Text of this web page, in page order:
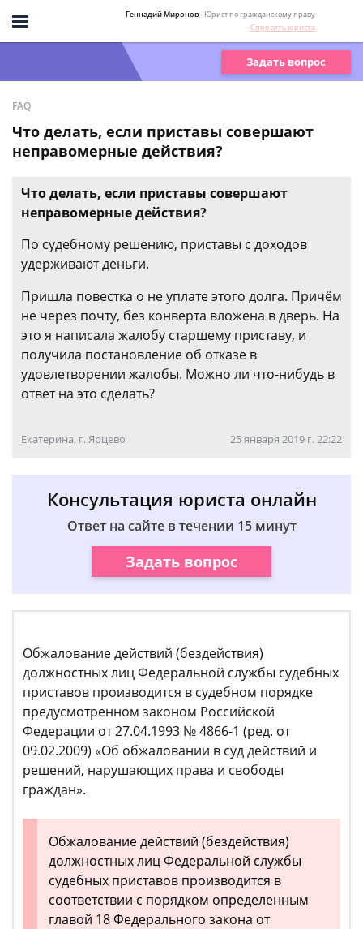
Геннадий Миронов- Юрист по гражданскому праву
Спросить юриста
Задать вопрос
FAQ
Что делать, если приставы совершают
неправомерные действия?
Что делать, если приставы совершают
неправомерные действия?
По судебному решению, приставы с доходов
удерживают деньги.
Пришла повестка о не уплате этого долга. Причём
не через почту, без конверта вложена в дверь. На
это я написала жалобу старшему приставу, и
получила постановление об отказе в
удовлетворении жалобы. Можно ли что-нибудь в
ответ на это сделать?
Екатерина, г. Ярцево 25 января 2019 г. 22:22
Консультация юриста онлайн
Ответ на сайте в течении 15 минут
Задать вопрос
Обжалование действий (бездействия)
должностных лиц Федеральной службы судебных
приставов производится в судебном порядке
предусмотренном законом Российской
Федерации от 27.04.1993 № 4866-1 (ред. от
09.02.2009) «Об обжаловании в суд действий и
решений, нарушающих права и свободы
граждан».
Обжалование действий (бездействия)
должностных лиц Федеральной службы
судебных приставов производится в
соответствии с порядком определенным
главой 18 Федерального закона от